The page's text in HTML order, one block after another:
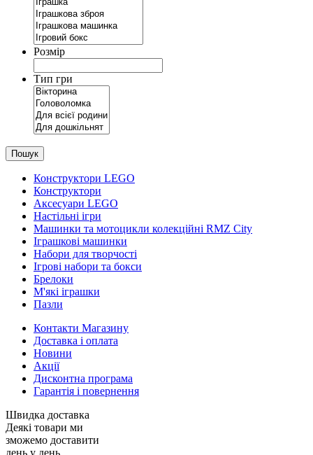
Розмір
Тип гри
Пошук
Конструктори LEGO
Конструктори
Аксесуари LEGO
Настільні ігри
Машинки та мотоцикли колекційні RMZ City
Іграшкові машинки
Набори для творчості
Ігрові набори та бокси
Брелоки
М'які іграшки
Пазли
Контакти Магазину
Доставка і оплата
Новини
Акції
Дисконтна програма
Гарантія і повернення
Швидка доставка
Деякі товари ми
зможемо доставити
день у день